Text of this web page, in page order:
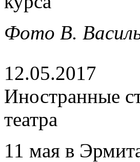
Фото В.
12.05.2017
Иностранные
театра
11 мая в